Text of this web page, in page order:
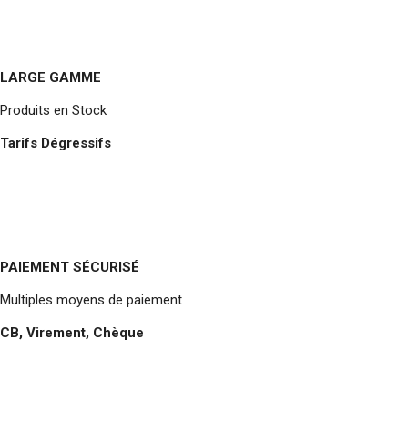
LARGE GAMME
Produits en Stock
Tarifs Dégressifs
PAIEMENT SÉCURISÉ
Multiples moyens de paiement
CB, Virement, Chèque